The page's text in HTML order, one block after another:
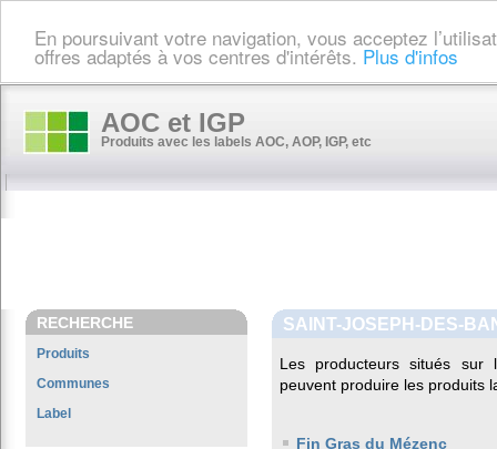
En poursuivant votre navigation, vous acceptez
offres adaptés à vos centres d'intérêts. Plus d'infos
AOC et IGP
Produits avec les labels AOC, AOP, IGP, etc
RECHERCHE
Produits
Communes
Label
SAINT-JOSEPH-DES-
Les producteurs situés
peuvent produire les produits
Fin Gras du Mézenc